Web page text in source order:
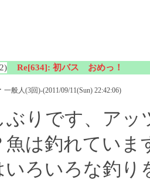
Re[634]: 初バス おめっ！
一般人(3回)-(2011/09/11(Sun) 22:42:06)
ぶりです、アッ
魚は釣れていま
いろいろな釣り